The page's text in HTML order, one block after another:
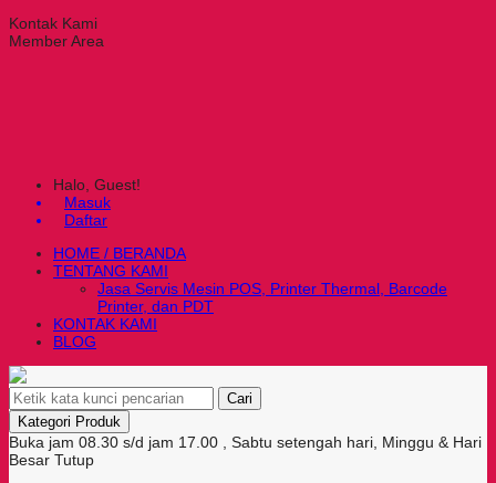
Kontak Kami
Member Area
Halo, Guest!
Masuk
Daftar
HOME / BERANDA
TENTANG KAMI
Jasa Servis Mesin POS, Printer Thermal, Barcode
Printer, dan PDT
KONTAK KAMI
BLOG
Cari
Kategori Produk
Buka jam 08.30 s/d jam 17.00 , Sabtu setengah hari, Minggu & Hari
Besar Tutup